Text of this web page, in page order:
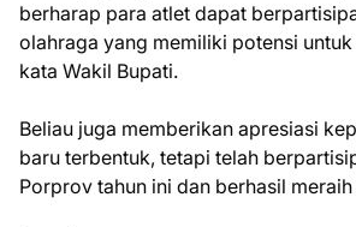
berharap para atlet dapat
olahraga yang memiliki potensi untuk
kata Wakil Bupati.
Beliau juga memberikan apresiasi
baru terbentuk, tetapi telah
Porprov tahun ini dan berhasil